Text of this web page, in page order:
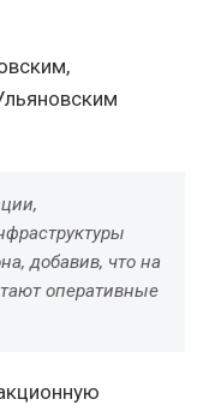
добавив, что на
оперативные